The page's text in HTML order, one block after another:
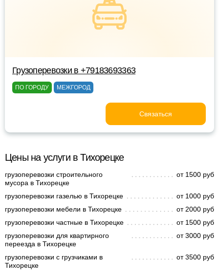
Грузоперевозки в +79183693363
ПО ГОРОДУ МЕЖГОРОД
Связаться
Цены на услуги в Тихорецке
грузоперевозки строительного
мусора в Тихорецке
от 1500 руб
грузоперевозки газелью в Тихорецке
от 1000 руб
грузоперевозки мебели в Тихорецке
от 2000 руб
грузоперевозки частные в Тихорецке
от 1500 руб
грузоперевозки для квартирного
переезда в Тихорецке
от 3000 руб
грузоперевозки с грузчиками в
Тихорецке
от 3500 руб